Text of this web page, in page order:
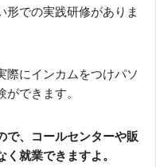
形での実践研修がありま
際にインカムをつけパソ
できます。
で、コールセンターや販
就業できますよ。